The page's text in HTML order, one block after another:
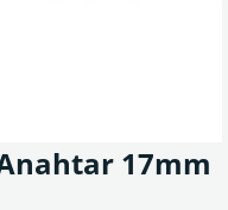
Anahtar 17mm